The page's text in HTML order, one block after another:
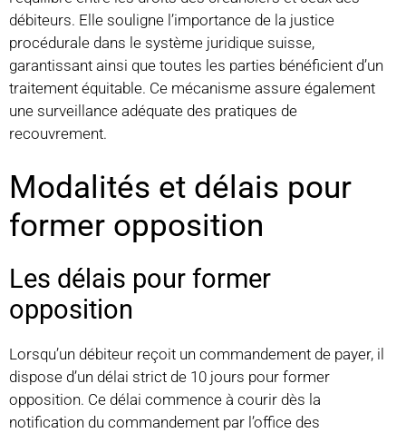
débiteurs. Elle souligne l’importance de la justice
procédurale dans le système juridique suisse,
garantissant ainsi que toutes les parties bénéficient d’un
traitement équitable. Ce mécanisme assure également
une surveillance adéquate des pratiques de
recouvrement.
Modalités et délais pour
former opposition
Les délais pour former
opposition
Lorsqu’un débiteur reçoit un commandement de payer, il
dispose d’un délai strict de 10 jours pour former
opposition. Ce délai commence à courir dès la
notification du commandement par l’office des